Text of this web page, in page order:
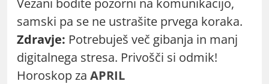
samski pa se ne ustrašite prvega koraka.
Zdravje: Potrebuješ več gibanja in manj
digitalnega stresa. Privošči si odmik!
Horoskop za APRIL